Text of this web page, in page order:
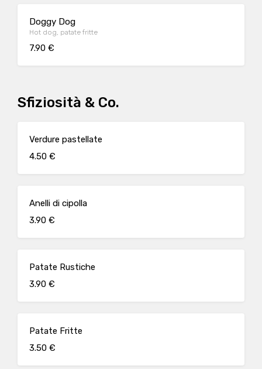
Doggy Dog
Hot dog, patate fritte
7.90 €
Sfiziosità & Co.
Verdure pastellate
4.50 €
Anelli di cipolla
3.90 €
Patate Rustiche
3.90 €
Patate Fritte
3.50 €